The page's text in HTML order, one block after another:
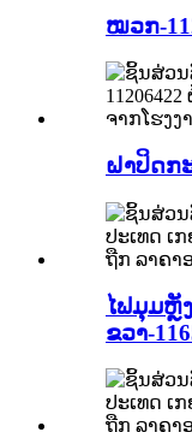
ໝວກ-
ຝາປິດກະ
ໄຟມຸມຫຼັ
ຂວາ-